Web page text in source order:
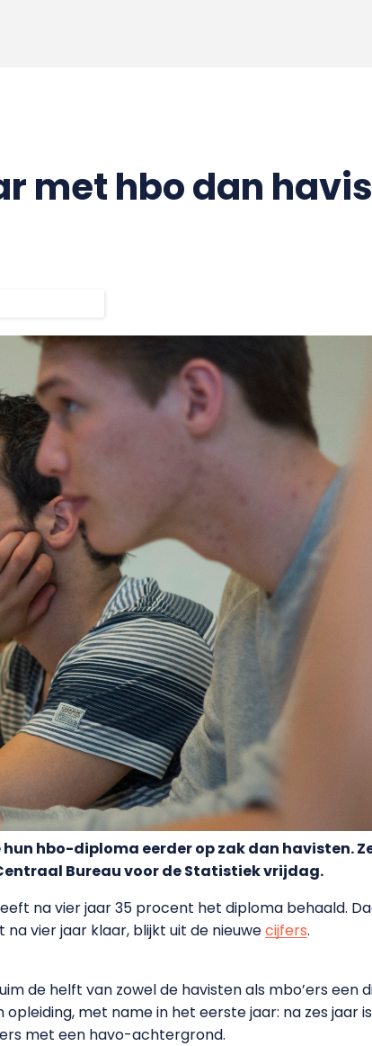
met hbo dan
hbo-diploma eerder op zak dan havisten.
Bureau voor de Statistiek vrijdag.
na vier jaar 35 procent het diploma behaald.
vier jaar klaar, blijkt uit de nieuwecijfers.
de helft van zowel de havisten als mbo’ers een
met name in het eerste jaar: na zes jaar
met een havo-achtergrond.